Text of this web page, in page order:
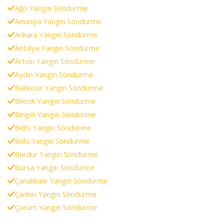
Ağrı Yangın Söndürme
Amasya Yangın Söndürme
Ankara Yangın Söndürme
Antalya Yangın Söndürme
Artvin Yangın Söndürme
Aydın Yangın Söndürme
Balıkesir Yangın Söndürme
Bilecik Yangın Söndürme
Bingöl Yangın Söndürme
Bitlis Yangın Söndürme
Bolu Yangın Söndürme
Burdur Yangın Söndürme
Bursa Yangın Söndürme
Çanakkale Yangın Söndürme
Çankırı Yangın Söndürme
Çorum Yangın Söndürme